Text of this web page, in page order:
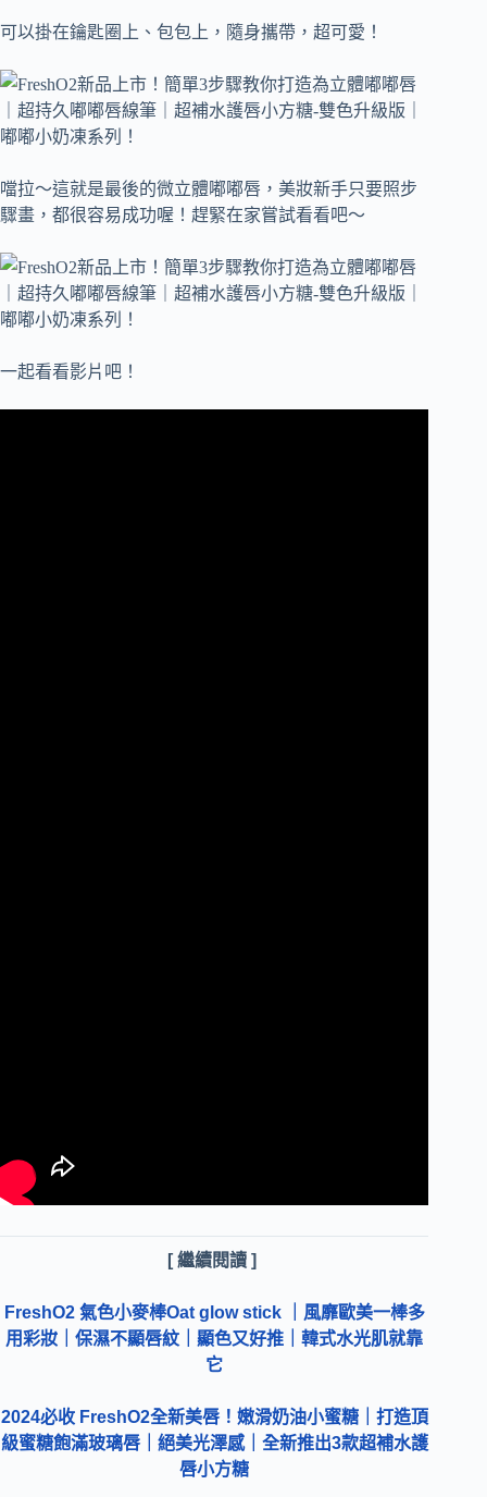
可以掛在鑰匙圈上、包包上，隨身攜帶，超可愛！
噹拉～這就是最後的微立體嘟嘟唇，美妝新手只要照步
驟畫，都很容易成功喔！趕緊在家嘗試看看吧～
一起看看影片吧！
[ 繼續閱讀 ]
FreshO2 氣色小麥棒Oat glow stick ｜風靡歐美一棒多
用彩妝｜保濕不顯唇紋｜顯色又好推｜韓式水光肌就靠
它
2024必收 FreshO2全新美唇！嫩滑奶油小蜜糖｜打造頂
級蜜糖飽滿玻璃唇｜絕美光澤感｜全新推出3款超補水護
唇小方糖